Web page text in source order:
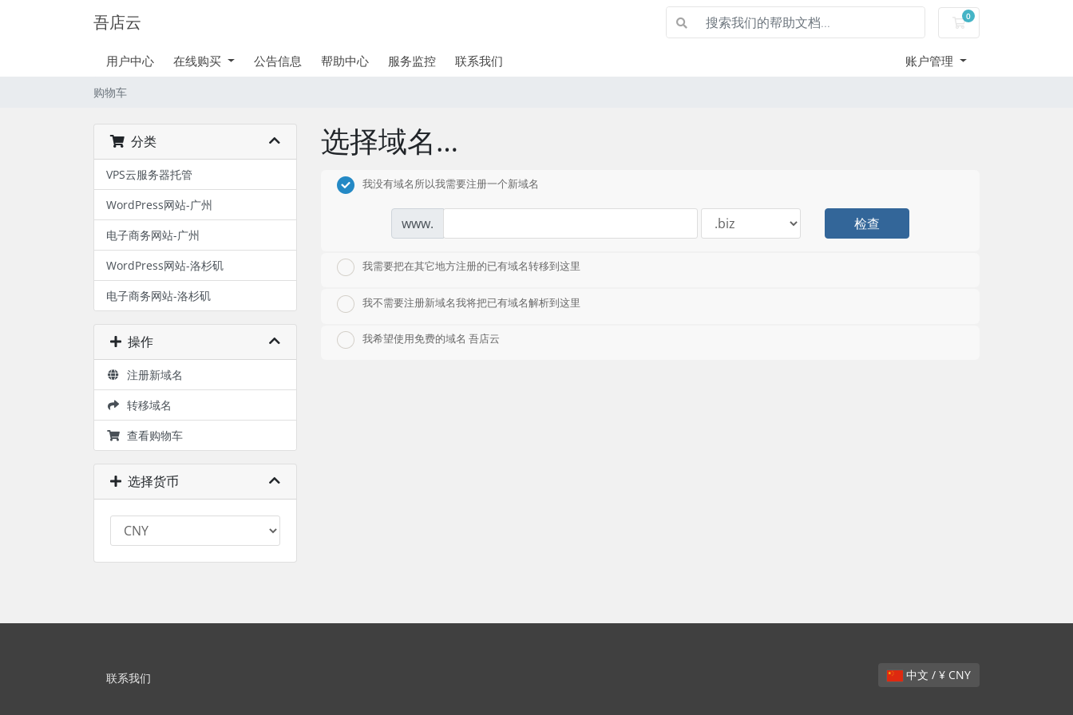
吾店云 0
购物车
用户中心 在线购买 公告信息 帮助中心 服务监控 联系我们 账户管理
购物车
分类
VPS云服务器托管
WordPress网站-广州
电子商务网站-广州
WordPress网站-洛杉矶
电子商务网站-洛杉矶
操作
注册新域名
转移域名
查看购物车
选择货币
选择域名…
我没有域名所以我需要注册一个新域名
www. 检查
我需要把在其它地方注册的已有域名转移到这里
我不需要注册新域名我将把已有域名解析到这里
我希望使用免费的域名 吾店云
中文 / ¥ CNY
联系我们